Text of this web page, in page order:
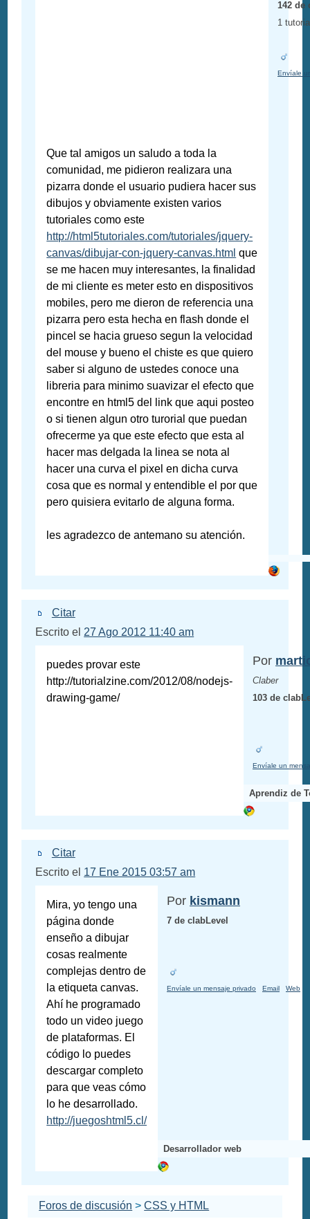
Que tal amigos un saludo a toda la
comunidad, me pidieron realizara una
pizarra donde el usuario pudiera hacer sus
dibujos y obviamente existen varios
tutoriales como este
http://html5tutoriales.com/tutoriales/jquery-
canvas/dibujar-con-jquery-canvas.html que
se me hacen muy interesantes, la finalidad
de mi cliente es meter esto en dispositivos
mobiles, pero me dieron de referencia una
pizarra pero esta hecha en flash donde el
pincel se hacia grueso segun la velocidad
del mouse y bueno el chiste es que quiero
saber si alguno de ustedes conoce una
libreria para minimo suavizar el efecto que
encontre en html5 del link que aqui posteo
o si tienen algun otro turorial que puedan
ofrecerme ya que este efecto que esta al
hacer mas delgada la linea se nota al
hacer una curva el pixel en dicha curva
cosa que es normal y entendible el por que
pero quisiera evitarlo de alguna forma.
les agradezco de antemano su atención.
142 de
1
Envíale
Citar
Escrito el 27 Ago 2012 11:40 am
puedes provar este
http://tutorialzine.com/2012/08/nodejs-
drawing-game/
Por
Claber
103 de
Envíale un
Aprendiz de
Citar
Escrito el 17 Ene 2015 03:57 am
Mira, yo tengo una
página donde
enseño a dibujar
cosas realmente
complejas dentro de
la etiqueta canvas.
Ahí he programado
todo un video juego
de plataformas. El
código lo puedes
descargar completo
para que veas cómo
lo he desarrollado.
http://juegoshtml5.cl/
Por kismann
7 de clabLevel
Envíale un mensaje privado Email Web
Desarrollador web
Foros de discusión >CSS y HTML